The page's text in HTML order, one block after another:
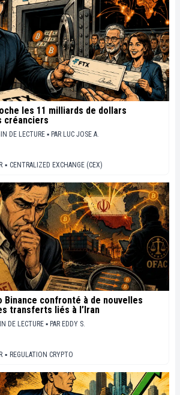
les 11 milliards de dollars
créanciers
DE LECTURE ▪ PAR LUC JOSE A.
▪ CENTRALIZED EXCHANGE (CEX)
Binance confronté à de nouvelles
transferts liés à l’Iran
DE LECTURE ▪ PAR EDDY S.
▪ REGULATION CRYPTO